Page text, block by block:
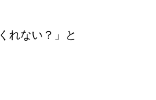
れない？」と